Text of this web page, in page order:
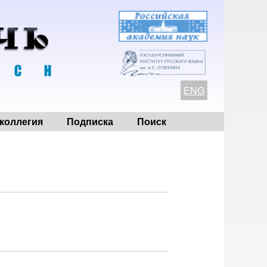
ENG
Подписка Поиск